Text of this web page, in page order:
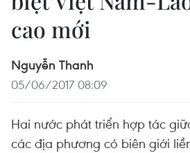
cao mới
Nguyễn Thanh
05/06/2017 08:09
Hai nước phát triển hợp tác
các địa phương có biên giới